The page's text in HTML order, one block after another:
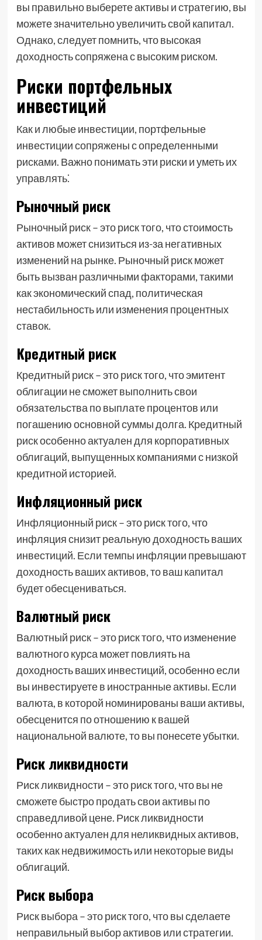
вы правильно выберете активы и стратегию, вы
можете значительно увеличить свой капитал.
Однако, следует помнить, что высокая
доходность сопряжена с высоким риском.
Риски портфельных
инвестиций
Как и любые инвестиции, портфельные
инвестиции сопряжены с определенными
рисками. Важно понимать эти риски и уметь их
управлять⁚
Рыночный риск
Рыночный риск – это риск того, что стоимость
активов может снизиться из-за негативных
изменений на рынке. Рыночный риск может
быть вызван различными факторами, такими
как экономический спад, политическая
нестабильность или изменения процентных
ставок.
Кредитный риск
Кредитный риск – это риск того, что эмитент
облигации не сможет выполнить свои
обязательства по выплате процентов или
погашению основной суммы долга. Кредитный
риск особенно актуален для корпоративных
облигаций, выпущенных компаниями с низкой
кредитной историей.
Инфляционный риск
Инфляционный риск – это риск того, что
инфляция снизит реальную доходность ваших
инвестиций. Если темпы инфляции превышают
доходность ваших активов, то ваш капитал
будет обесцениваться.
Валютный риск
Валютный риск – это риск того, что изменение
валютного курса может повлиять на
доходность ваших инвестиций, особенно если
вы инвестируете в иностранные активы. Если
валюта, в которой номинированы ваши активы,
обесценится по отношению к вашей
национальной валюте, то вы понесете убытки.
Риск ликвидности
Риск ликвидности – это риск того, что вы не
сможете быстро продать свои активы по
справедливой цене. Риск ликвидности
особенно актуален для неликвидных активов,
таких как недвижимость или некоторые виды
облигаций.
Риск выбора
Риск выбора – это риск того, что вы сделаете
неправильный выбор активов или стратегии.